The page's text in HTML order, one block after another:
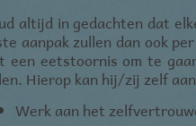
altijd in gedachten dat
aanpak zullen dan ook
een eetstoornis om te
Hierop kan hij/zij zelf
Werk aan het
_gid
.jmgedrag.nl